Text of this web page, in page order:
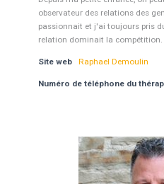
observateur des relations des
passionnait et j'ai toujours pris
relation dominait la compétition.
Site web Raphael Demoulin
Numéro de téléphone du